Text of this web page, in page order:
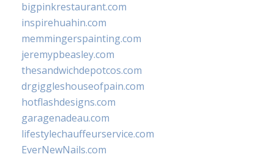
bigpinkrestaurant.com
inspirehuahin.com
memmingerspainting.com
jeremypbeasley.com
thesandwichdepotcos.com
drgiggleshouseofpain.com
hotflashdesigns.com
garagenadeau.com
lifestylechauffeurservice.com
EverNewNails.com